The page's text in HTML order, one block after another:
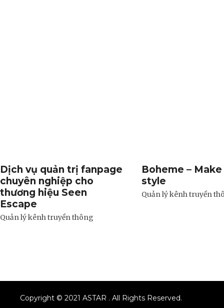
Dịch vụ quản trị fanpage
chuyên nghiệp cho
thương hiệu Seen
Escape
Quản lý kênh truyền thông
Boheme –
style
Quản lý kênh truyền
Copyright © 2021 ASTAR . All Rights Reserved.